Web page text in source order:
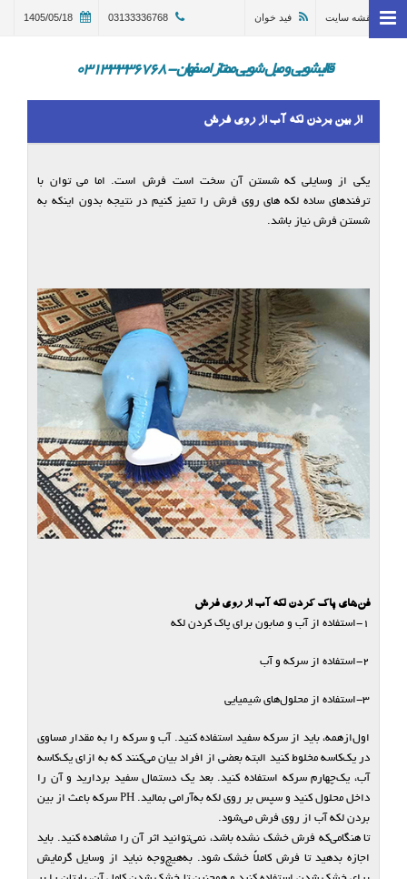
خانه
گالری
در خواست سرویس
03133336768
1405/05/18 نقشه سایت فید خوان
قالیشویی و مبل شویی ممتاز اصفهان - 03133336768
از بین بردن لکه آب از روی فرش
یکی از وسایلی که شستن آن سخت است فرش است. اما می توان با
ترفندهای ساده لکه های روی فرش را تمیز کنیم در نتیجه بدون اینکه به
شستن فرش نیاز باشد.
فن‌های پاک کردن لکه آب از روی فرش
1-استفاده از آب و صابون برای پاک کردن لکه
2-استفاده از سرکه و آب
3-استفاده از محلول‌های شیمیایی
اول‌ازهمه، باید از سرکه سفید استفاده کنید. آب و سرکه را به مقدار مساوی
در یک‌کاسه مخلوط‌ کنید البته بعضی از افراد بیان می‌کنند که به ازای یک‌کاسه
آب، یک‌چهارم سرکه استفاده کنید. بعد یک دستمال سفید بردارید و آن را
داخل محلول کنید و سپس بر روی لکه به‌آرامی بمالید. PH سرکه باعث از بین
بردن لکه آب از روی فرش می‌شود.
تا هنگامی‌که فرش خشک نشده باشد، نمی‌توانید اثر آن را مشاهده کنید. باید
اجازه بدهید تا فرش کاملاً خشک شود. به‌هیچ‌وجه نباید از وسایل گرمایش